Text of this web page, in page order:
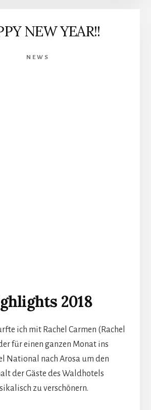
NEW YEAR!!
NEWS
2018
ich mit Rachel Carmen (Rachel
für einen ganzen Monat ins
National nach Arosa um den
der Gäste des Waldhotels
zu verschönern.